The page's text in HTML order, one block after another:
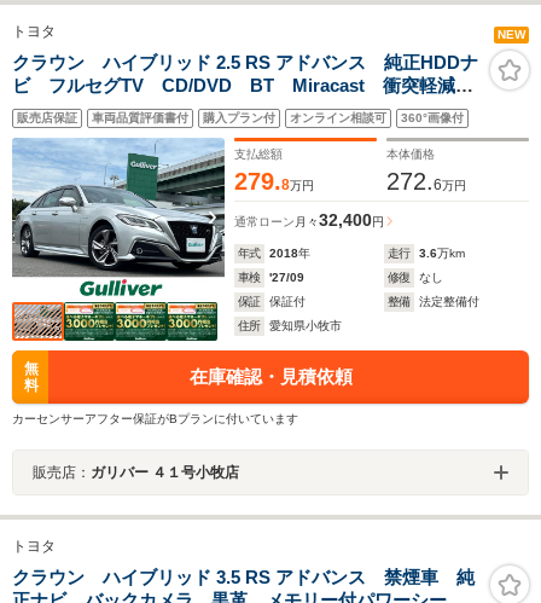
トヨタ NEW
クラウン ハイブリッド 2.5 RS アドバンス 純正HDDナ
ビ フルセグTV CD/DVD BT Miracast 衝突軽減装
置 横滑り防止 純正ドラレコ純正フロアマット 純正
18インチアルミホイール ビルトインETC BSM ヒー
トシーター
販売店保証 車両品質評価書付 購入プラン付 オンライン相談可 360°画像付
支払総額
279.8万円
本体価格
272.6万円
通常ローン 月々32,400円
年式 2018年 走行 3.6万km
車検
'27/09 修復
なし
保証
保証付 整備
法定整備付
住所
愛知県小牧市
無
料
在庫確認・見積依頼
カーセンサーアフター保証がBプランに付いています
販売店： ガリバー ４１号小牧店
トヨタ
クラウン ハイブリッド 3.5 RS アドバンス 禁煙車 純